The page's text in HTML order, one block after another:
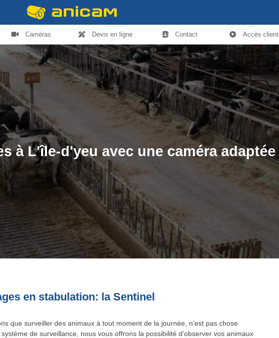
Caméras Devis en ligne Contact Accès client
à L'île-d'yeu avec une caméra adaptée
en stabulation: la Sentinel
que surveiller des animaux à tout moment de la journée, n’est pas chose
de surveillance, nous vous offrons la possibilité d’observer vos animaux